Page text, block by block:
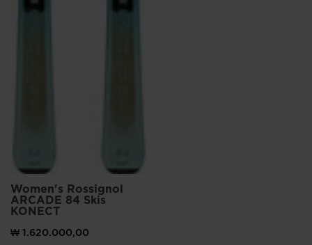
Women's Rossignol
ARCADE 84 Skis
KONECT
₩ 1.620.000,00